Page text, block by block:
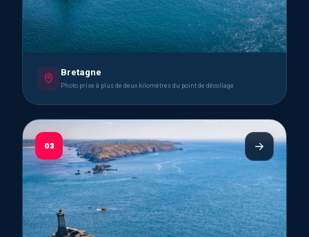
Bretagne
Photo prise à plus de deux kilomètres du point de décollage
03